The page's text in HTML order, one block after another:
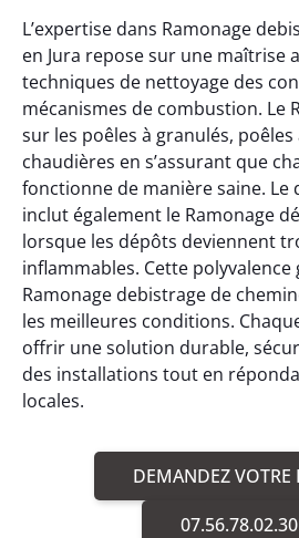
L’expertise dans Ramonage
en Jura repose sur une maîtrise
techniques de nettoyage des
mécanismes de combustion. Le
sur les poêles à granulés,
chaudières en s’assurant que
fonctionne de manière saine. Le
inclut également le Ramonage
lorsque les dépôts deviennent
inflammables. Cette
Ramonage debistrage de
les meilleures conditions.
offrir une solution durable,
des installations tout en
locales.
DEMANDEZ VOTRE
07.56.78.02.30